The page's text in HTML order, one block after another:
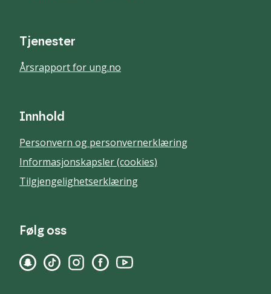
Tjenester
Årsrapport for ung.no
Innhold
Personvern og personvernerklæring
Informasjonskapsler (cookies)
Tilgjengelighetserklæring
Følg oss